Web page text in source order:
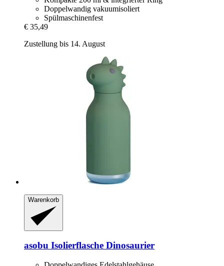
Doppelwandig vakuumisoliert
Spülmaschinenfest
€ 35,49
Zustellung bis 14. August
Warenkorb
asobu Isolierflasche Dinosaurier